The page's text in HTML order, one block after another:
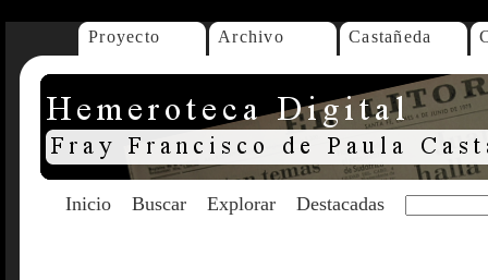
Proyecto Archivo Castañeda
Inicio Buscar Explorar Destacadas